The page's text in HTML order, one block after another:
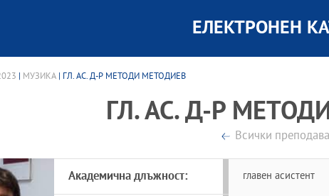
ЕЛЕКТРОНЕН
МУЗИКА | ГЛ. АС. Д-Р МЕТОДИ МЕТОДИЕВ
ГЛ. АС. Д-Р
Всички
Академична длъжност: главен асистент